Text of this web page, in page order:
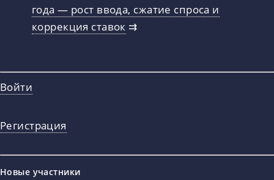
года — рост ввода, сжатие спроса и
коррекция ставок ⇉
Войти
Регистрация
Новые участники